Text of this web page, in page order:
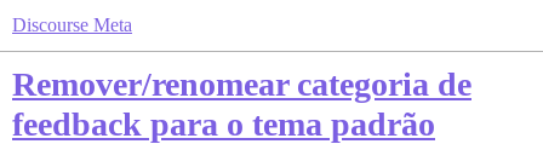
Discourse Meta
Remover/renomear categoria de
feedback para o tema padrão